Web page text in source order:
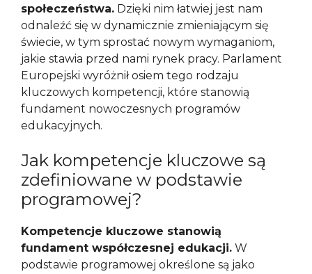
społeczeństwa. Dzięki nim łatwiej jest nam
odnaleźć się w dynamicznie zmieniającym się
świecie, w tym sprostać nowym wymaganiom,
jakie stawia przed nami rynek pracy. Parlament
Europejski wyróżnił osiem tego rodzaju
kluczowych kompetencji, które stanowią
fundament nowoczesnych programów
edukacyjnych.
Jak kompetencje kluczowe są
zdefiniowane w podstawie
programowej?
Kompetencje kluczowe stanowią
fundament współczesnej edukacji. W
podstawie programowej określone są jako